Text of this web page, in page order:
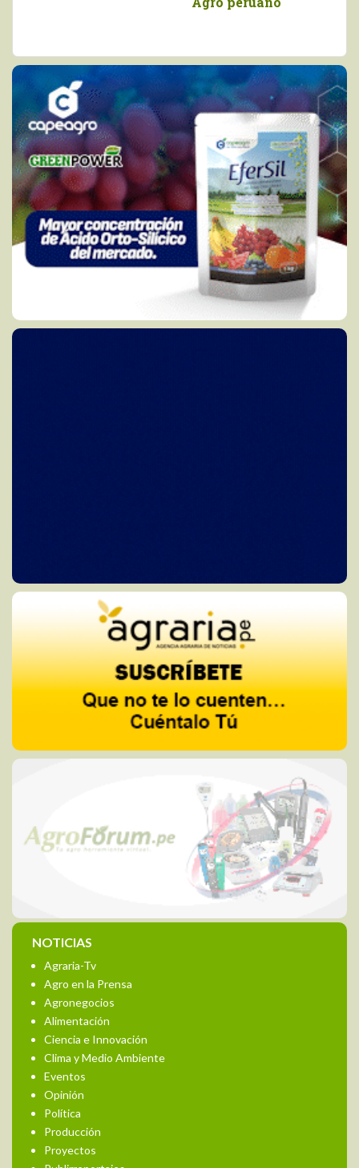
NOTICIAS
Agraria-Tv
Agro en la Prensa
Agronegocios
Alimentación
Ciencia e Innovación
Clima y Medio Ambiente
Eventos
Opinión
Política
Producción
Proyectos